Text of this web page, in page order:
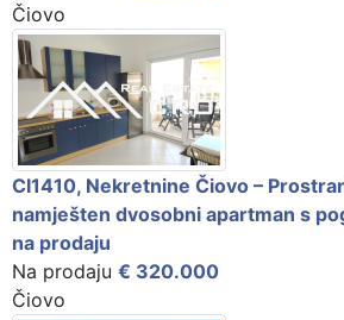
Čiovo
CI1410, Nekretnine Čiovo –
namješten dvosobni apartman s
na prodaju
Na prodaju € 320.000
Čiovo